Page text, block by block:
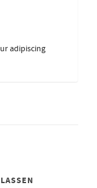
adipiscing